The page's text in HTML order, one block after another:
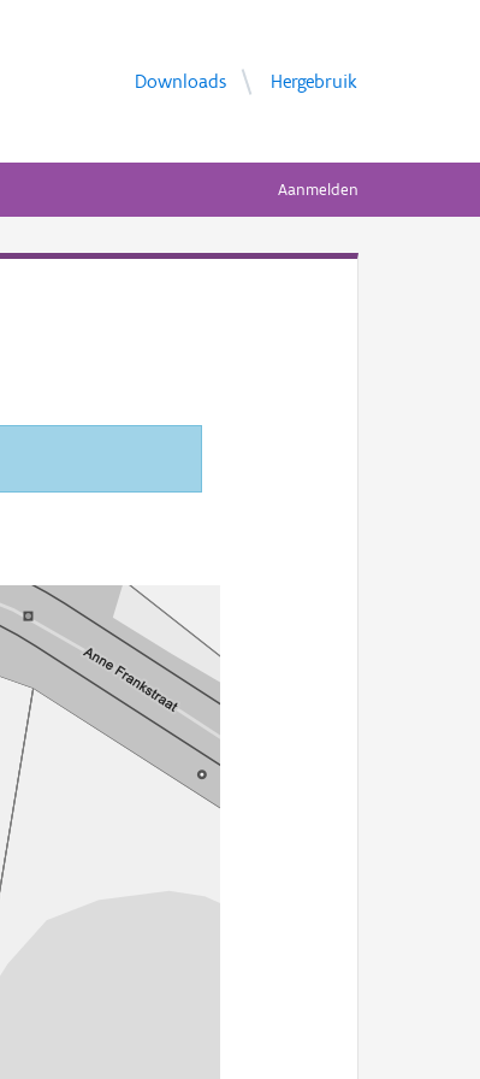
Downloads Hergebruik
Aanmelden